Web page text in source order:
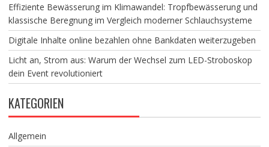
Effiziente Bewässerung im Klimawandel: Tropfbewässerung und
klassische Beregnung im Vergleich moderner Schlauchsysteme
Digitale Inhalte online bezahlen ohne Bankdaten weiterzugeben
Licht an, Strom aus: Warum der Wechsel zum LED-Stroboskop
dein Event revolutioniert
KATEGORIEN
Allgemein